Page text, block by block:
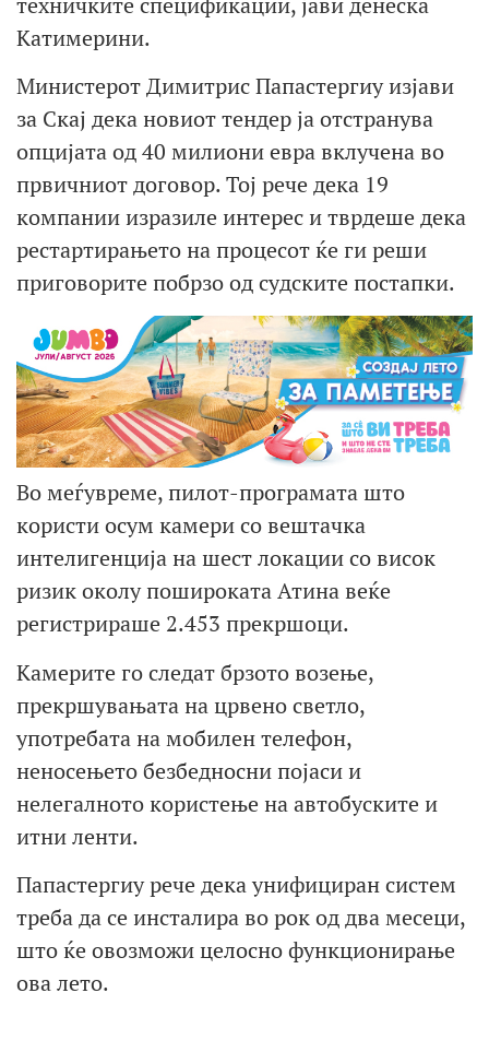
Катимерини.
Министерот Димитрис Папастергиу изјави
за Скај дека новиот тендер ја отстранува
опцијата од 40 милиони евра вклучена во
првичниот договор. Тој рече дека 19
компании изразиле интерес и тврдеше дека
рестартирањето на процесот ќе ги реши
приговорите побрзо од судските постапки.
Во меѓувреме, пилот-програмата што
користи осум камери со вештачка
интелигенција на шест локации со висок
ризик околу пошироката Атина веќе
регистрираше 2.453 прекршоци.
Камерите го следат брзото возење,
прекршувањата на црвено светло,
употребата на мобилен телефон,
неносењето безбедносни појаси и
нелегалното користење на автобуските и
итни ленти.
Папастергиу рече дека унифициран систем
треба да се инсталира во рок од два месеци,
што ќе овозможи целосно функционирање
ова лето.